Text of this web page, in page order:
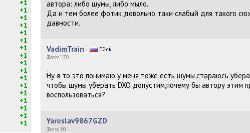
+1
+1
+1
+1
+1
+1
+1
+1
+1
+1
+1
+1
+1
+1
+1
+1
+1
автора: либо шумы, либо мыло.
Да и тем более фотик довольно таки слабый для такого
давности.
VadimTrain · Ейск
Фото: 170
Ну я то это понимаю у меня тоже есть шумы,стараюсь
чтобы шумы уберать DXO допустим,почему бы автору этим
воспользоваться?
Yaroslav9867GZD
Фото: 30